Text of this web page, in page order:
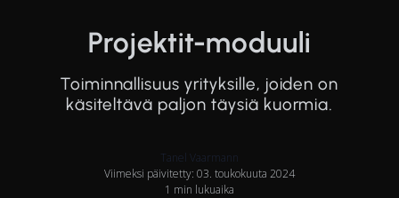
Projektit-moduuli
Toiminnallisuus yrityksille, joiden on
käsiteltävä paljon täysiä kuormia.
Tanel Vaarmann
Viimeksi päivitetty: 03. toukokuuta 2024
1 min lukuaika